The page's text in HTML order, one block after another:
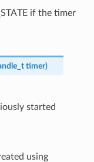
if the timer
timer)
started
using